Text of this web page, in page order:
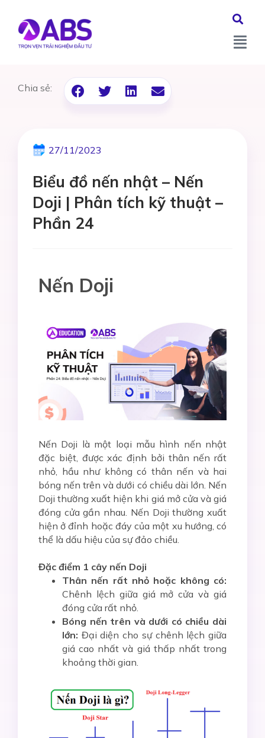
Chia sẻ:
27/11/2023
Biểu đồ nến nhật – Nến
Doji | Phân tích kỹ thuật –
Phần 24
Nến Doji
Nến Doji là một loại mẫu hình nến nhật
đặc biệt, được xác định bởi thân nến rất
nhỏ, hầu như không có thân nến và hai
bóng nến trên và dưới có chiều dài lớn. Nến
Doji thường xuất hiện khi giá mở cửa và giá
đóng cửa gần nhau. Nến Doji thường xuất
hiện ở đỉnh hoặc đáy của một xu hướng, có
thể là dấu hiệu của sự đảo chiều.
Đặc điểm 1 cây nến Doji
Thân nến rất nhỏ hoặc không có:
Chênh lệch giữa giá mở cửa và giá
đóng cửa rất nhỏ.
Bóng nến trên và dưới có chiều dài
lớn: Đại diện cho sự chênh lệch giữa
giá cao nhất và giá thấp nhất trong
khoảng thời gian.